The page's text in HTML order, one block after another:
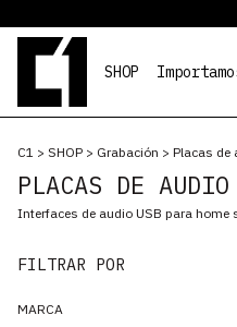
SHOP
C1 > SHOP > Grabación > Placas de
PLACAS DE AUDIO
Interfaces de audio USB para home
FILTRAR POR
MARCA